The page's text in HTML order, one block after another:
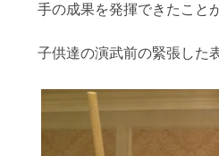
手の成果を発揮できたこと
子供達の演武前の緊張した